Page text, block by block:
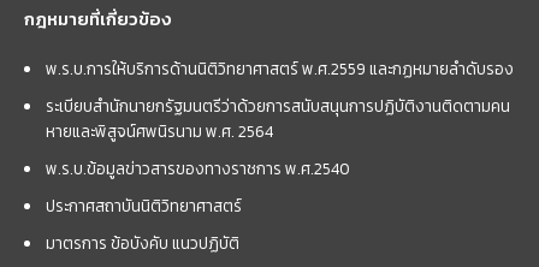
กฎหมายที่เกี่ยวข้อง
พ.ร.บ.การให้บริการด้านนิติวิทยาศาสตร์ พ.ศ.2559 และกฏหมายลำดับรอง
ระเบียบสำนักนายกรัฐมนตรีว่าด้วยการสนับสนุนการปฏิบัติงานติดตามคน
หายและพิสูจน์ศพนิรนาม พ.ศ. 2564
พ.ร.บ.ข้อมูลข่าวสารของทางราชการ พ.ศ.2540
ประกาศสถาบันนิติวิทยาศาสตร์
มาตรการ ข้อบังคับ แนวปฏิบัติ